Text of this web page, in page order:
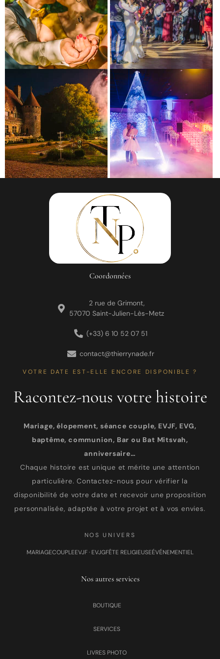
Coordonnées
2 rue de Grimont,
57070 Saint-Julien-Lès-Metz
(+33) 6 10 52 07 51
contact@thierrynade.fr
VOTRE DATE EST-ELLE ENCORE DISPONIBLE ?
Racontez-nous votre histoire
Mariage, élopement, séance couple, EVJF, EVG,
baptême, communion, Bar ou Bat Mitsvah,
anniversaire…
Chaque histoire est unique et mérite une attention
particulière. Contactez-nous pour vérifier la
disponibilité de votre date et recevoir une proposition
personnalisée, adaptée à votre projet et à vos envies.
NOS UNIVERS
MARIAGECOUPLEEVJF · EVJGFÊTE RELIGIEUSEÉVÉNEMENTIEL
Nos autres services
BOUTIQUE
SERVICES
LIVRES PHOTO